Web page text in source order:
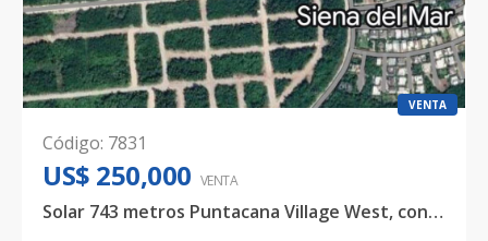
VENTA
Código: 7831
US$ 250,000 VENTA
Solar 743 metros Puntacana Village West, con proyecto aprobado